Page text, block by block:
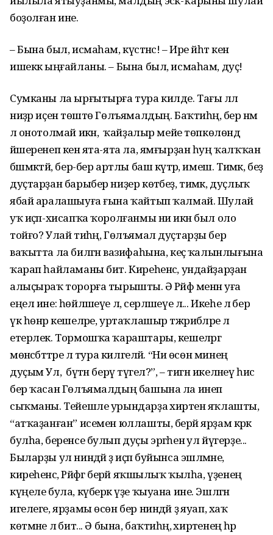
боҙолған ине.
– Бына был, исмаһам, күстәнәс! – Ире йәһәт кенә
ишеккә ыңғайланы. – Бына был, исмаһам, дуҫ!
Сумканы ла ырғытырға тура килде. Тағы әллә
ниҙәр иҫенә төштө Гөлъямалдың. Баҡтиһәң, бер нәмә
лә онотолмай икән, ә ҡайҙалыр мейе төпкөлөндә
йәшеренеп кенә ята-ята ла, ямғырҙан һуң ҡалҡҡан
бәшмәктәй, бер-бер артлы баш күтәрә, имеш. Тимәк, беҙ
дуҫтарҙан барыбер ниҙер көтәбеҙ, тимәк, дуҫлыҡ
ябай аралашыуға ғына ҡайтып ҡалмай. Шулай
уҡ иҫәп-хисапҡа ҡоролғанмы ни икән был оло
тойғо? Улай тиһәң, Гөлъямал дуҫтарҙы бер
ваҡытта ла биләгән вазифаһына, кеҫә ҡалынлығына
ҡарап һайламаны бит. Киреһенсә, ундайҙарҙан
алыҫыраҡ торорға тырышты. Ә Рәйфә менән уға
еңел ине: һөйләшеүе лә, серләшеүе лә... Икеһе лә бер
үк һөнәр кешеләре, уртаҡлашыр тәжрибәләре лә
етерлек. Тормошҡа ҡараштары, кешеләргә
мөнәсәбәттәре лә тура килгеләй. “Ни өсөн минең
дуҫым Ул, ә бүтән берәү түгел?”, – тигән икеләнеү һис
бер ҡасан Гөлъямалдың башына ла инеп
сыҡманы. Тейешле урындарҙа әхирәтен яҡлашты,
“атҡаҙанған” исемен юллашты, берәй ярҙам кәрәк
булһа, беренсе булып дуҫы эргәһенә ул йүгерҙе...
Быларҙы ул ниндәй ҙә иҫәп буйынса эшләмәне,
киреһенсә, Рәйфәгә берәй яҡшылыҡ ҡылһа, үҙенең
күңеле була, күберәк үҙе ҡыуана ине. Эшләгән
игелеге, ярҙамы өсөн бер ниндәй ҙә яуап, хаҡ
көтмәне лә бит... Ә бына, баҡтиһәң, әхирәтенең һәр